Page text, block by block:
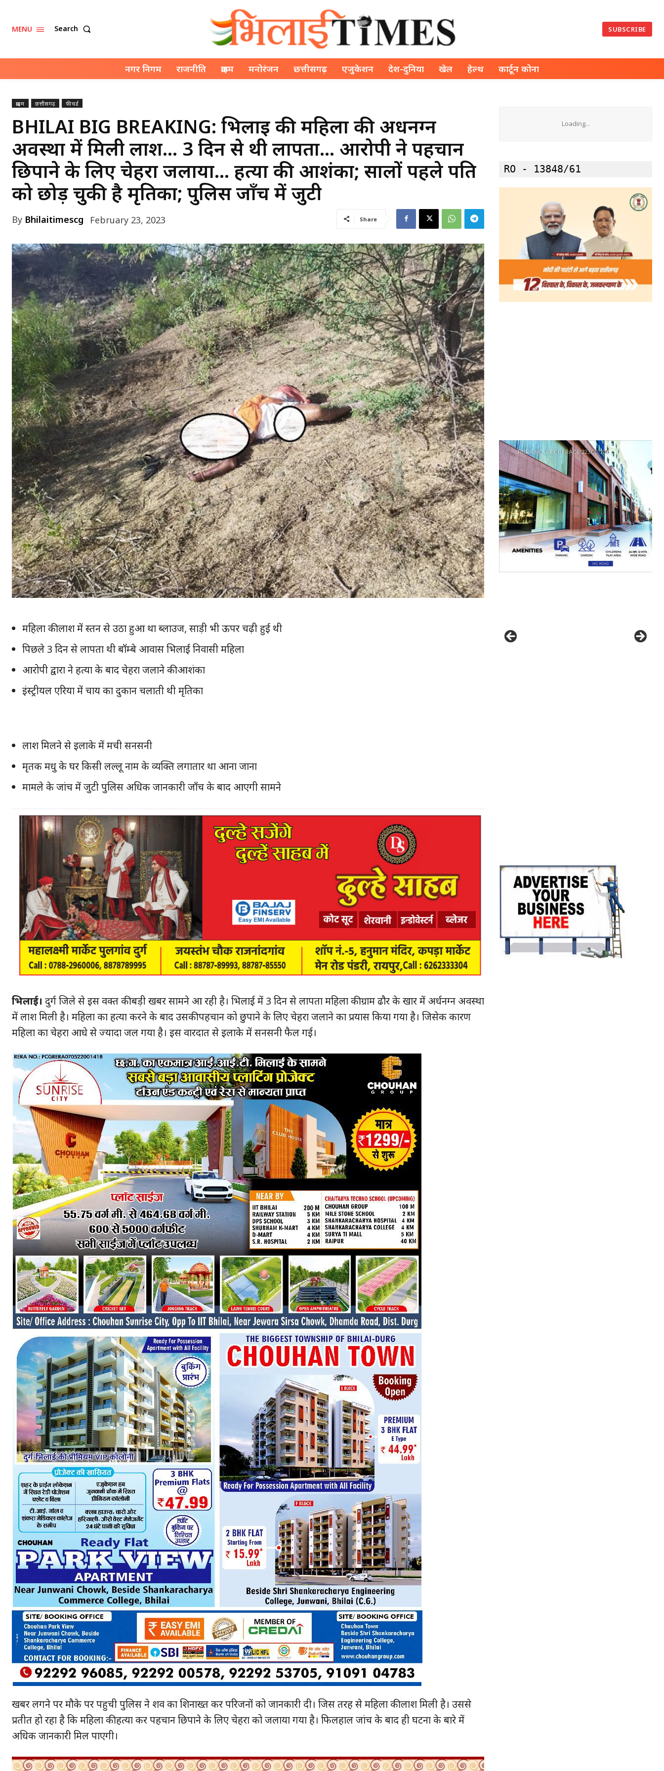
SUBSCRIBE NOW
क्विक लिंक्स
मुख्य पेज
हमारे बारे में
संपर्क करें
MENU Search SUBSCRIBE
नगर निगम राजनीति क्राइम मनोरंजन छत्तीसगढ़ एजुकेशन देश-दुनिया खेल हेल्थ कार्टून कोना
क्राइम छत्तीसगढ़ फीचर्ड
BHILAI BIG BREAKING: भिलाई की महिला की अर्धनग्न
अवस्था में मिली लाश… 3 दिन से थी लापता… आरोपी ने पहचान
छिपाने के लिए चेहरा जलाया… हत्या की आशंका; सालों पहले पति
को छोड़ चुकी है मृतिका; पुलिस जाँच में जुटी
By Bhilaitimescg February 23, 2023 Share
महिला की लाश में स्तन से उठा हुआ था ब्लाउज, साड़ी भी ऊपर चढ़ी हुई थी
पिछले 3 दिन से लापता थी बॉम्बे आवास भिलाई निवासी महिला
आरोपी द्वारा ने हत्या के बाद चेहरा जलाने की आशंका
इंस्ट्रीयल एरिया में चाय का दुकान चलाती थी मृतिका
लाश मिलने से इलाके में मची सनसनी
मृतक मधु के घर किसी लल्लू नाम के व्यक्ति लगातार था आना जाना
मामले के जांच में जुटी पुलिस अधिक जानकारी जाँच के बाद आएगी सामने
भिलाई। दुर्ग जिले से इस वक्त की बड़ी खबर सामने आ रही है। भिलाई में 3 दिन से लापता महिला की ग्राम ढौर के खार में अर्धनग्न अवस्था
में लाश मिली है। महिला का हत्या करने के बाद उसकी पहचान को छुपाने के लिए चेहरा जलाने का प्रयास किया गया है। जिसेक कारण
महिला का चेहरा आधे से ज्यादा जल गया है। इस वारदात से इलाके में सनसनी फैल गई।
खबर लगने पर मौके पर पहुची पुलिस ने शव का शिनाख्त कर परिजनों को जानकारी दी। जिस तरह से महिला की लाश मिली है। उससे
प्रतीत हो रहा है कि महिला की हत्या कर पहचान छिपाने के लिए चेहरा को जलाया गया है। फिलहाल जांच के बाद ही घटना के बारे में
अधिक जानकारी मिल पाएगी।
Loading...
RO - 13848/61